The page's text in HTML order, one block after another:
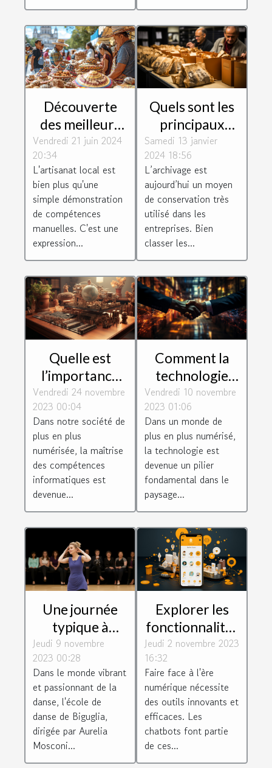
Découverte
des meilleurs
artisans locaux
: Comment ils
façonnent
l'identité
culturelle de
leur
communauté
Vendredi 21 juin 2024
20:34
L'artisanat local est
bien plus qu'une
simple démonstration
de compétences
manuelles. C'est une
expression...
Quels sont les
principaux
paramètres à
prendre en
compte pour
bien classer les
archives ?
Samedi 13 janvier
2024 18:56
L’archivage est
aujourd’hui un moyen
de conservation très
utilisé dans les
entreprises. Bien
classer les...
Quelle est
l’importance
de suivre une
formation en
informatique ?
Vendredi 24 novembre
2023 00:04
Dans notre société de
plus en plus
numérisée, la maîtrise
des compétences
informatiques est
devenue...
Comment la
technologie
façonne les
connexions
d'entreprise
Vendredi 10 novembre
2023 01:06
Dans un monde de
plus en plus numérisé,
la technologie est
devenue un pilier
fondamental dans le
paysage...
Une journée
typique à
l'école de
danse de
Biguglia dirigée
par Aurelia
Mosconi
Jeudi 9 novembre
2023 00:28
Dans le monde vibrant
et passionnant de la
danse, l'école de
danse de Biguglia,
dirigée par Aurelia
Mosconi...
Explorer les
fonctionnalités
de Botnation
pour créer un
chatbot
efficace
Jeudi 2 novembre 2023
16:32
Faire face à l'ère
numérique nécessite
des outils innovants et
efficaces. Les
chatbots font partie
de ces...